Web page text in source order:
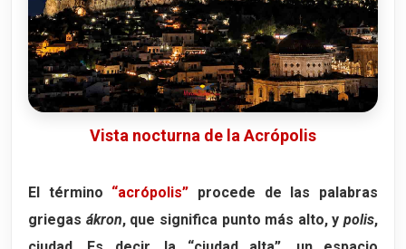
Vista nocturna de la Acrópolis
El término “acrópolis” procede de las palabras
griegas ákron, que significa punto más alto, y polis,